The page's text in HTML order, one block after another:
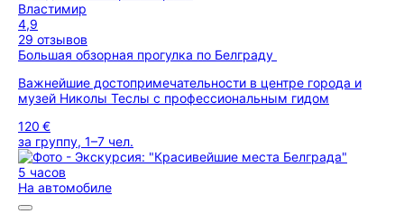
Властимир
4,9
29 отзывов
Большая обзорная прогулка по Белграду
Важнейшие достопримечательности в центре города и
музей Николы Теслы с профессиональным гидом
120 €
за группу, 1–7 чел.
5 часов
На автомобиле